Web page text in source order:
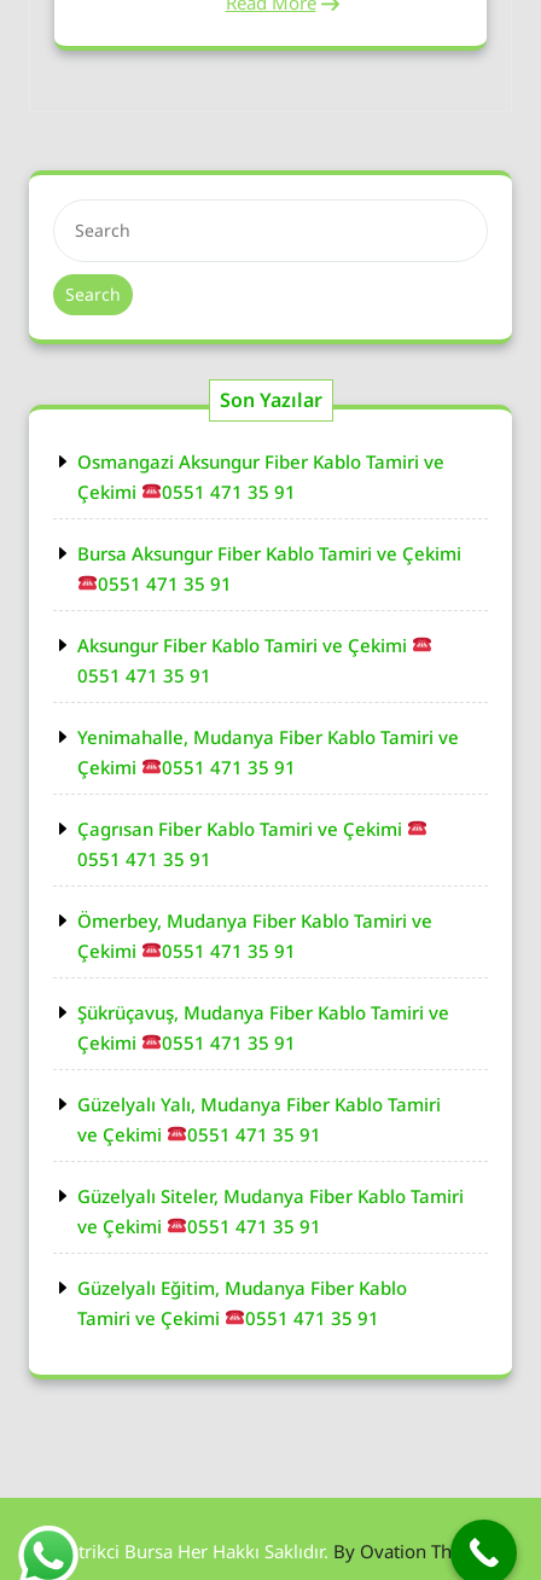
Search
Son Yazılar
Osmangazi Aksungur Fiber Kablo Tamiri ve
Çekimi
0551 471 35 91
Bursa Aksungur Fiber Kablo Tamiri ve Çekimi
0551 471 35 91
Aksungur Fiber Kablo Tamiri ve Çekimi
0551 471 35 91
Yenimahalle, Mudanya Fiber Kablo Tamiri ve
Çekimi
0551 471 35 91
Çagrısan Fiber Kablo Tamiri ve Çekimi
0551 471 35 91
Ömerbey, Mudanya Fiber Kablo Tamiri ve
Çekimi
0551 471 35 91
Şükrüçavuş, Mudanya Fiber Kablo Tamiri ve
Çekimi
0551 471 35 91
Güzelyalı Yalı, Mudanya Fiber Kablo Tamiri
ve Çekimi
0551 471 35 91
Güzelyalı Siteler, Mudanya Fiber Kablo Tamiri
ve Çekimi
0551 471 35 91
Güzelyalı Eğitim, Mudanya Fiber Kablo
Tamiri ve Çekimi
0551 471 35 91
Elektrikci Bursa Her Hakkı Saklıdır. By Ovation Themes